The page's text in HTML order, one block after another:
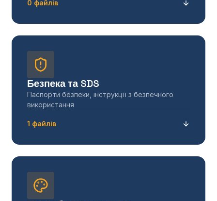
0 файлів
Безпека та SDS
Паспорти безпеки, інструкції з безпечного
використання
1 файлів